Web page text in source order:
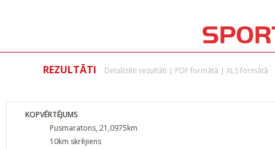
REZULTĀTI Detalizēti rezultāti | PDF formātā | XLS formātā
KOPVĒRTĒJUMS
Pusmaratons, 21,0975km
10km skrējiens